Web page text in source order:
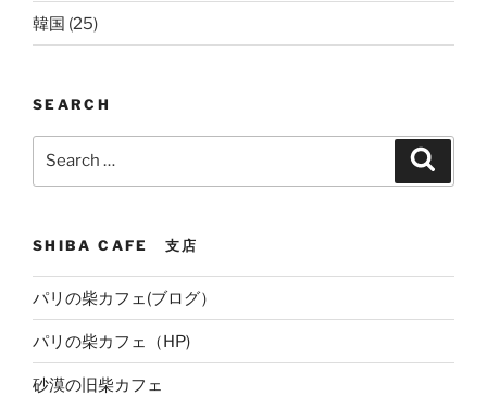
韓国 (25)
SEARCH
SHIBA CAFE 支店
パリの柴カフェ(ブログ）
パリの柴カフェ（HP)
砂漠の旧柴カフェ